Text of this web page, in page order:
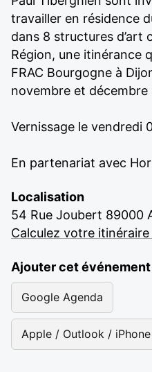
travailler en résidence
dans 8 structures d’art
Région, une itinérance
FRAC Bourgogne à
novembre et décembre
Vernissage le vendredi
En partenariat avec
Localisation
54 Rue Joubert 89000
Calculez votre
Ajouter cet
Google Agenda
Apple / Outlook /